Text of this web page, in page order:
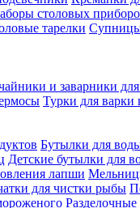
столовых
тарелки
и заварники
Турки для варки
Бутылки для
Детские бутылки для
лапши
для чистки рыбы
Разделочные